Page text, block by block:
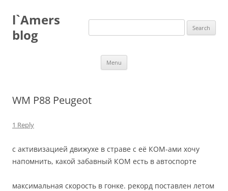
content
l`Amers
blog
Search
Menu
WM P88 Peugeot
1 Reply
с активизацией движухе в страве с её КОМ-ами хочу
напомнить, какой забавный КОМ есть в автоспорте
максимальная скорость в гонке. рекорд поставлен летом